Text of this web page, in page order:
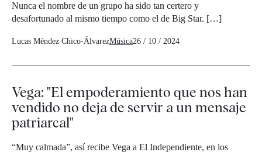
Nunca el nombre de un grupo ha sido tan certero y
desafortunado al mismo tiempo como el de Big Star. […]
Lucas Méndez Chico-ÁlvarezMúsica26 / 10 / 2024
Vega: "El empoderamiento que nos han
vendido no deja de servir a un mensaje
patriarcal"
“Muy calmada”, así recibe Vega a El Independiente, en los